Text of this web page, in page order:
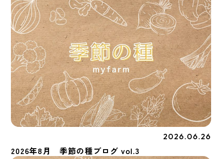
2026.06.26
2026年8月 季節の種ブログ vol.3